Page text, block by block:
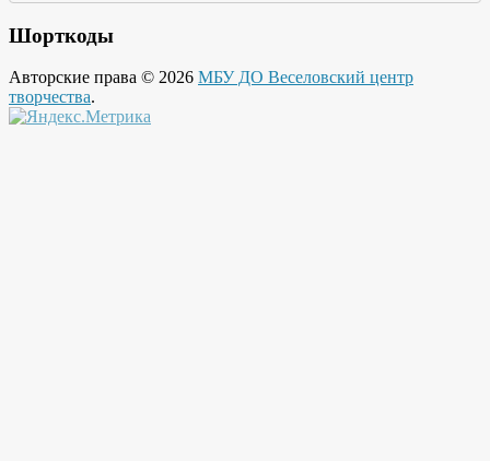
Шорткоды
Авторские права © 2026 МБУ ДО Веселовский центр
творчества.